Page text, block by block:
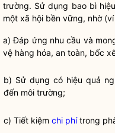
trường. Sử dụng bao bì
một xã hội bền vững, nhờ
a) Đáp ứng nhu cầu và
vệ hàng hóa, an toàn, bốc
b) Sử dụng có hiệu quả
đến môi trường;
c) Tiết kiệm chi phítrong